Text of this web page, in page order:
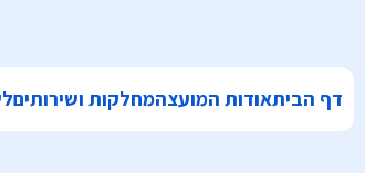
דף הביתאודות המועצהמחלקות ושירותים